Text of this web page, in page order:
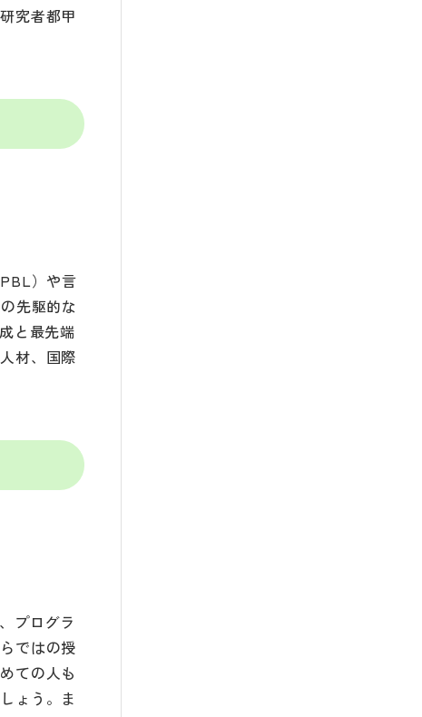
究者都甲
）や言
先駆的な
と最先端
材、国際
プログラ
ではの授
ての人も
ょう。ま